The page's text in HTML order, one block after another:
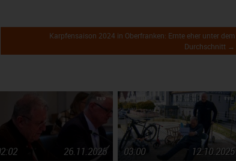
Karpfensaison 2024 in Oberfranken: Ernte eher unter dem
Durchschnitt →
26.11.2025 12.10.2025
03:00